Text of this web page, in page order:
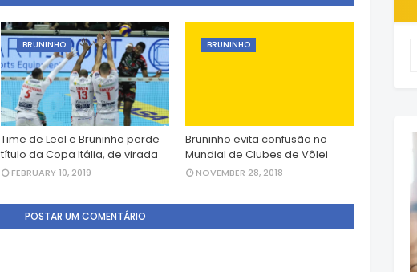
BRUNINHO
Time de Leal e Bruninho perde
título da Copa Itália, de virada
FEBRUARY 10, 2019
BRUNINHO
Bruninho evita confusão no
Mundial de Clubes de Vôlei
NOVEMBER 28, 2018
POSTAR UM COMENTÁRIO